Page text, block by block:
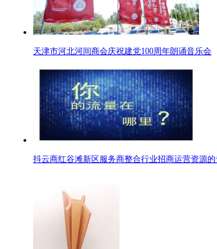
天津市河北河间商会庆祝建党100周年朗诵音乐会
抖云商红谷滩新区服务商整合行业招商运营资源的